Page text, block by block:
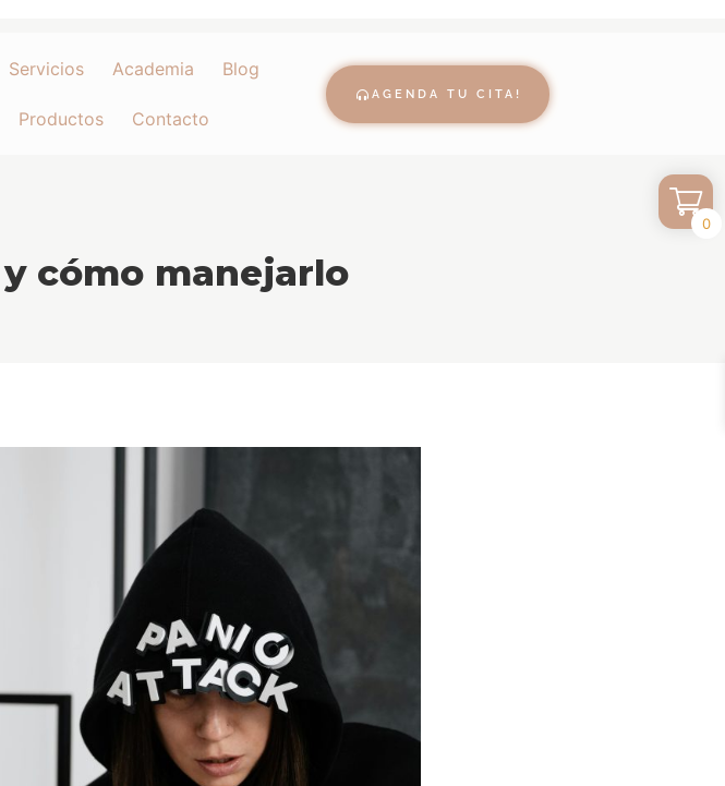
Servicios Academia Blog
Productos Contacto
AGENDA TU CITA!
cómo manejarlo
0